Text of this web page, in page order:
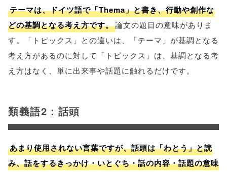
テーマは、ドイツ語で「Thema」と書き、行動や創作な
どの基調となる考え方です。論文の題目の意味がありま
す。「トピックス」との違いは、「テーマ」が基調となる
考え方があるのに対して「トピックス」は、基調となる考
え方はなく、単に出来事や話題に触れるだけです。
類義語2：話頭
あまり使用されない言葉ですが、話頭は「わとう」と読
み、話をするきっかけ・いとぐち・話の内容・話題の意味